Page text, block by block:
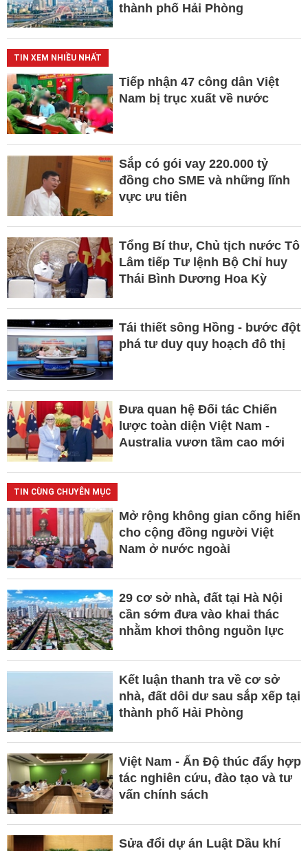
thành phố Hải Phòng
TIN XEM NHIỀU NHẤT
Tiếp nhận 47 công dân Việt
Nam bị trục xuất về nước
Sắp có gói vay 220.000 tỷ
đồng cho SME và những lĩnh
vực ưu tiên
Tổng Bí thư, Chủ tịch nước Tô
Lâm tiếp Tư lệnh Bộ Chỉ huy
Thái Bình Dương Hoa Kỳ
Tái thiết sông Hồng - bước đột
phá tư duy quy hoạch đô thị
Đưa quan hệ Đối tác Chiến
lược toàn diện Việt Nam -
Australia vươn tầm cao mới
TIN CÙNG CHUYÊN MỤC
Mở rộng không gian cống hiến
cho cộng đồng người Việt
Nam ở nước ngoài
29 cơ sở nhà, đất tại Hà Nội
cần sớm đưa vào khai thác
nhằm khơi thông nguồn lực
Kết luận thanh tra về cơ sở
nhà, đất dôi dư sau sắp xếp tại
thành phố Hải Phòng
Việt Nam - Ấn Độ thúc đẩy hợp
tác nghiên cứu, đào tạo và tư
vấn chính sách
Sửa đổi dự án Luật Dầu khí